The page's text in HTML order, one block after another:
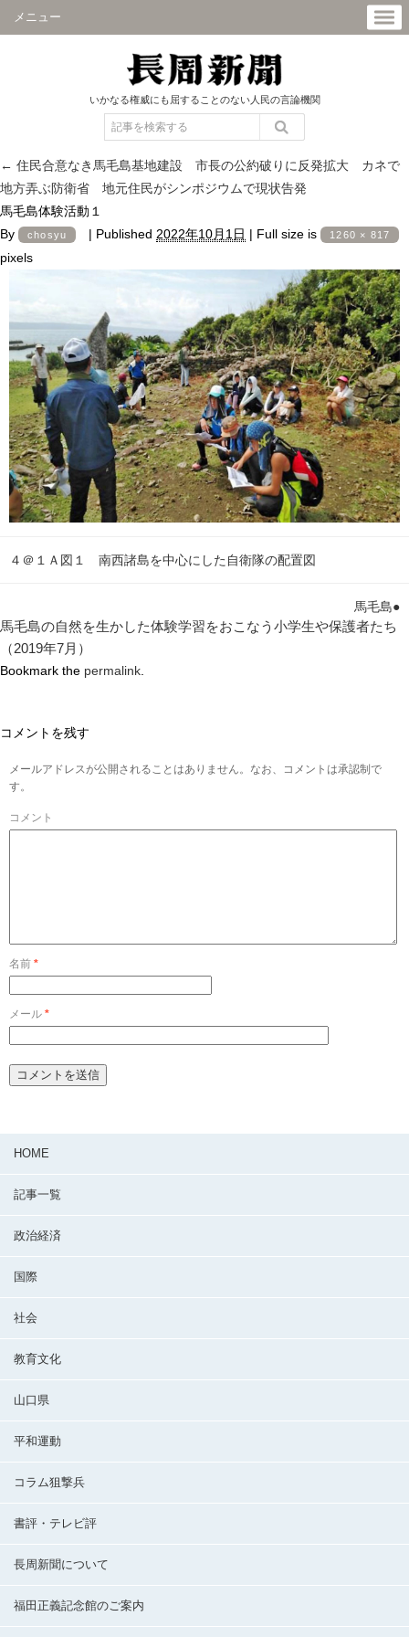
メニュー
いかなる権威にも屈することのない人民の言論機関
← 住民合意なき馬毛島基地建設 市長の公約破りに反発拡大 カネで
地方弄ぶ防衛省 地元住民がシンポジウムで現状告発
馬毛島体験活動１
By
chosyu | Published 2022年10月1日 | Full size is 1260 × 817
pixels
４＠１Ａ図１ 南西諸島を中心にした自衛隊の配置図
馬毛島●
馬毛島の自然を生かした体験学習をおこなう小学生や保護者たち
（2019年7月）
Bookmark the permalink.
コメントを残す
メールアドレスが公開されることはありません。なお、コメントは承認制で
す。
コメント
名前 *
メール *
HOME
記事一覧
政治経済
国際
社会
教育文化
山口県
平和運動
コラム狙撃兵
書評・テレビ評
長周新聞について
福田正義記念館のご案内